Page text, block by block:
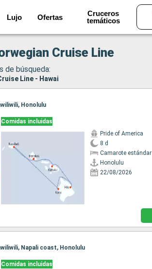
Lujo Ofertas
Cruceros
temáticos
Cruise Line
de búsqueda:
Line - Hawai
Honolulu
Comidas incluidas
Pride of America
8 d
Camarote estándar
Honolulu
22/08/2026
Napali coast, Honolulu
Comidas incluidas